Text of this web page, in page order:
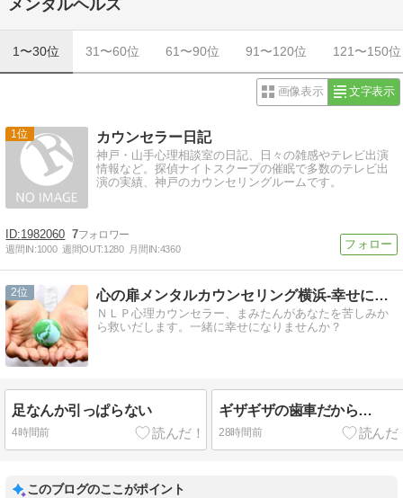
メンタルヘルス
1〜30位 31〜60位 61〜90位 91〜120位 121〜150位
画像表示 文字表示
1 カウンセラー日記
神戸・山手心理相談室の日記、日々の雑感やテレビ出演
情報など。探偵ナイトスクープの催眠で多数のテレビ出
演の実績、神戸のカウンセリングルームです。
1982060 7
週間IN:1000 週間OUT:1280 月間IN:4360
2 心の扉メンタルカウンセリング横浜-幸せになる方法教えます
ＮＬＰ心理カウンセラー、まみたんがあなたを苦しみか
ら救いだします。一緒に幸せになりませんか？
足なんか引っぱらない
4時間前
ギザギザの歯車だから…
28時間前
このブログのここがポイント